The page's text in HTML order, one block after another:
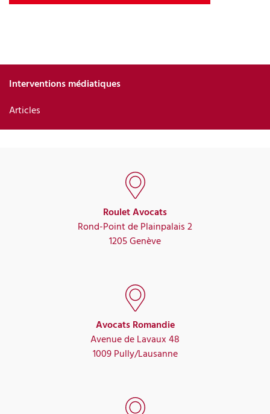
Interventions médiatiques
Articles
Roulet Avocats
Rond-Point de Plainpalais 2
1205 Genève
Avocats Romandie
Avenue de Lavaux 48
1009 Pully/Lausanne